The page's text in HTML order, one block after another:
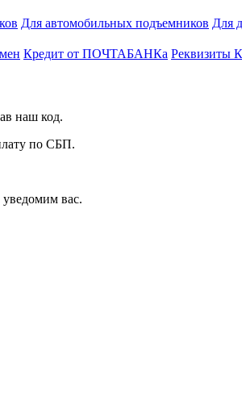
Для автомобильных подъемников Для
Кредит от ПОЧТАБАНКа Реквизиты
наш код.
по СБП.
уведомим вас.